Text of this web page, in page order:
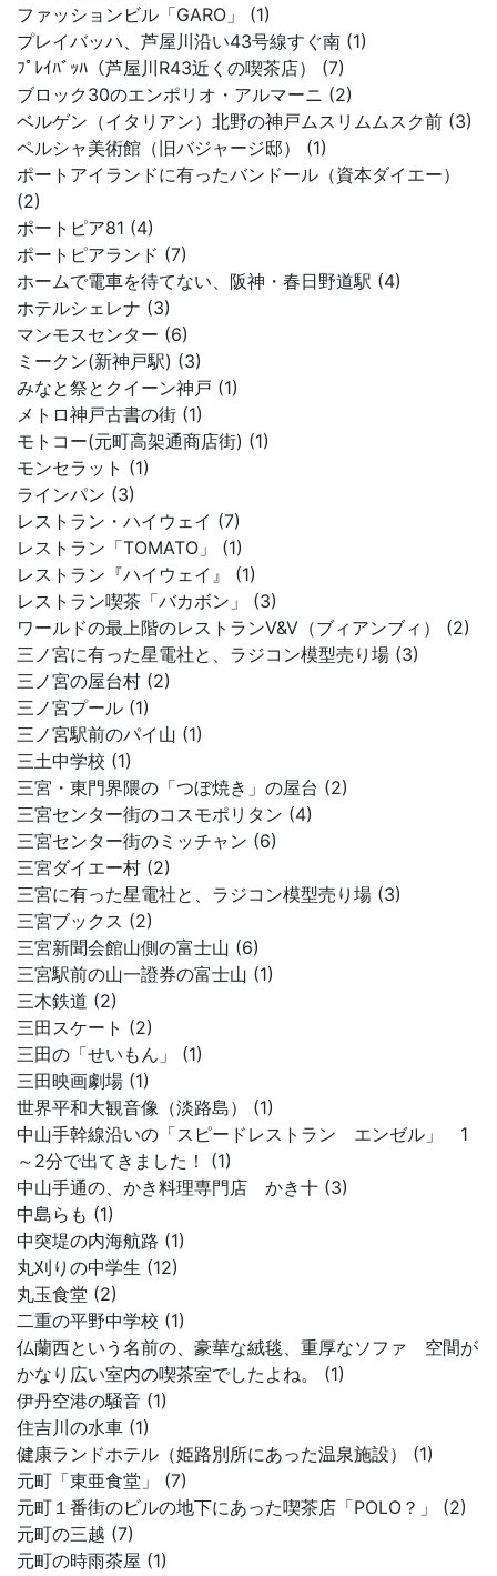
ファッションビル「GARO」 (1)
プレイバッハ、芦屋川沿い43号線すぐ南 (1)
ﾌﾟﾚｲﾊﾞｯﾊ（芦屋川R43近くの喫茶店） (7)
ブロック30のエンポリオ・アルマーニ (2)
ベルゲン（イタリアン）北野の神戸ムスリムムスク前 (3)
ペルシャ美術館（旧バジャージ邸） (1)
ポートアイランドに有ったバンドール（資本ダイエー）
(2)
ポートピア81 (4)
ポートピアランド (7)
ホームで電車を待てない、阪神・春日野道駅 (4)
ホテルシェレナ (3)
マンモスセンター (6)
ミークン(新神戸駅) (3)
みなと祭とクイーン神戸 (1)
メトロ神戸古書の街 (1)
モトコー(元町高架通商店街) (1)
モンセラット (1)
ラインパン (3)
レストラン・ハイウェイ (7)
レストラン「TOMATO」 (1)
レストラン『ハイウェイ』 (1)
レストラン喫茶「バカボン」 (3)
ワールドの最上階のレストランV&V（ブィアンブィ） (2)
三ノ宮に有った星電社と、ラジコン模型売り場 (3)
三ノ宮の屋台村 (2)
三ノ宮プール (1)
三ノ宮駅前のパイ山 (1)
三土中学校 (1)
三宮・東門界隈の「つぼ焼き」の屋台 (2)
三宮センター街のコスモポリタン (4)
三宮センター街のミッチャン (6)
三宮ダイエー村 (2)
三宮に有った星電社と、ラジコン模型売り場 (3)
三宮ブックス (2)
三宮新聞会館山側の富士山 (6)
三宮駅前の山一證券の富士山 (1)
三木鉄道 (2)
三田スケート (2)
三田の「せいもん」 (1)
三田映画劇場 (1)
世界平和大観音像（淡路島） (1)
中山手幹線沿いの「スピードレストラン エンゼル」 1
～2分で出てきました！ (1)
中山手通の、かき料理専門店 かき十 (3)
中島らも (1)
中突堤の内海航路 (1)
丸刈りの中学生 (12)
丸玉食堂 (2)
二重の平野中学校 (1)
仏蘭西という名前の、豪華な絨毯、重厚なソファ 空間が
かなり広い室内の喫茶室でしたよね。 (1)
伊丹空港の騒音 (1)
住吉川の水車 (1)
健康ランドホテル（姫路別所にあった温泉施設） (1)
元町「東亜食堂」 (7)
元町１番街のビルの地下にあった喫茶店「POLO？」 (2)
元町の三越 (7)
元町の時雨茶屋 (1)